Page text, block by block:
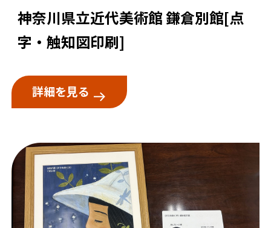
神奈川県立近代美術館 鎌倉別館[点
字・触知図印刷]
詳細を見る